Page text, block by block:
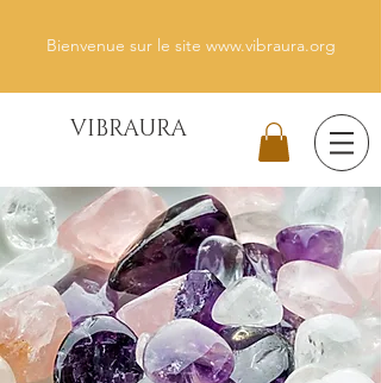
Bienvenue sur le site www.vibraura.org
VIBRAURA